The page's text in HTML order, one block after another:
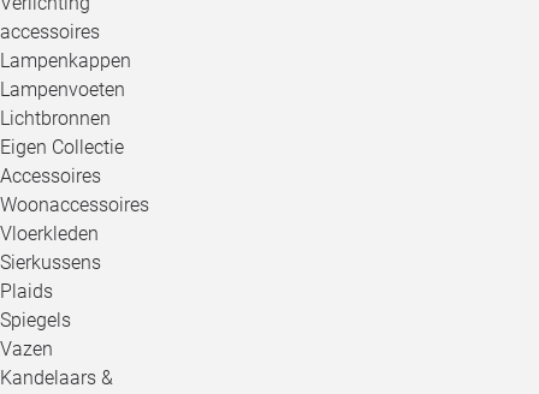
accessoires
Lampenkappen
Lampenvoeten
Lichtbronnen
Eigen Collectie
Accessoires
Woonaccessoires
Vloerkleden
Sierkussens
Plaids
Spiegels
Vazen
Kandelaars &